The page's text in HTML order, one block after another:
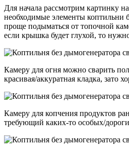
Для начала рассмотрим картинку
необходимые элементы коптильни
проще подыматься от топочной
если крышка будет глухой, то
Камеру для огня можно сварить
красивая/аккуратная кладка, зато
Камеру для копчения продуктов
требующий каких-то особых/